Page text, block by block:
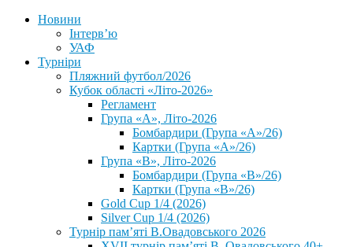
Новини
Інтерв’ю
УАФ
Турніри
Пляжний футбол/2026
Кубок області «Літо-2026»
Регламент
Група «А», Літо-2026
Бомбардири (Група «А»/26)
Картки (Група «А»/26)
Група «В», Літо-2026
Бомбардири (Група «В»/26)
Картки (Група «В»/26)
Gold Cup 1/4 (2026)
Silver Cup 1/4 (2026)
Турнір пам’яті В.Овадовського 2026